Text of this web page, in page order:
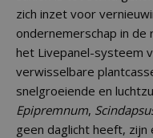
zich inzet voor
ondernemerschap in
het Livepanel-systeem
verwisselbare
snelgroeiende en
Epipremnum,
geen daglicht heeft, zijn